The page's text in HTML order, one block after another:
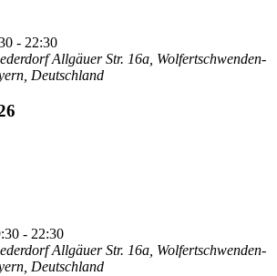
- 22:30
Allgäuer Str. 16a, Wolfertschwenden-
Deutschland
- 22:30
Allgäuer Str. 16a, Wolfertschwenden-
Deutschland